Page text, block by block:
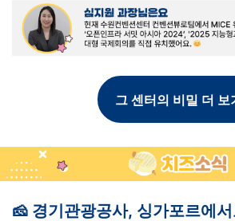
그 센터의 비밀 더 보
🧀 경기관광공사, 싱가포르에